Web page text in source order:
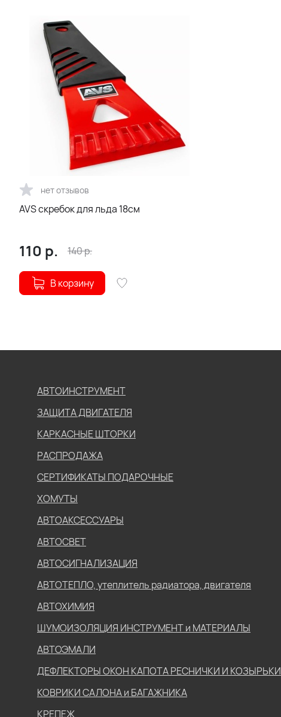
нет отзывов
AVS скребок для льда 18см
110 р. 140р.
В корзину
АВТОИНСТРУМЕНТ
ЗАЩИТА ДВИГАТЕЛЯ
КАРКАСНЫЕ ШТОРКИ
РАСПРОДАЖА
СЕРТИФИКАТЫ ПОДАРОЧНЫЕ
ХОМУТЫ
АВТОАКСЕССУАРЫ
АВТОСВЕТ
АВТОСИГНАЛИЗАЦИЯ
АВТОТЕПЛО, утеплитель радиатора, двигателя
АВТОХИМИЯ
ШУМОИЗОЛЯЦИЯ ИНСТРУМЕНТ и МАТЕРИАЛЫ
АВТОЭМАЛИ
ДЕФЛЕКТОРЫ ОКОН КАПОТА РЕСНИЧКИ И КОЗЫРЬКИ
КОВРИКИ САЛОНА и БАГАЖНИКА
КРЕПЕЖ